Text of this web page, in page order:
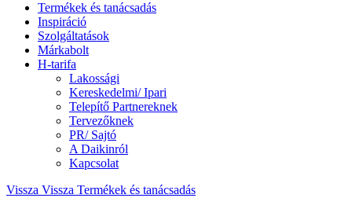
Termékek és tanácsadás
Inspiráció
Szolgáltatások
Márkabolt
H-tarifa
Lakossági
Kereskedelmi/ Ipari
Telepítő Partnereknek
Tervezőknek
PR/ Sajtó
A Daikinról
Kapcsolat
Vissza Vissza Termékek és tanácsadás